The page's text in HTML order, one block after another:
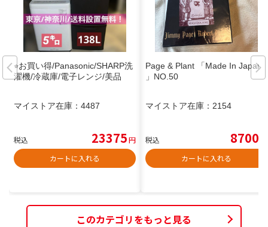
⭐︎お買い得/Panasonic/SHARP洗
濯機/冷蔵庫/電子レンジ/美品
マイストア在庫： 4487
税込 23375円
カートに入れる
Page & Plant 「Made In Japan
」NO.50
マイストア在庫： 2154
税込 8700
カートに入れる
このカテゴリをもっと見る